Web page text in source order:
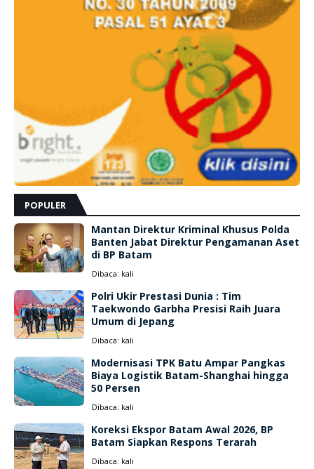
POPULER
Mantan Direktur Kriminal Khusus Polda
Banten Jabat Direktur Pengamanan Aset
di BP Batam
Dibaca: kali
Polri Ukir Prestasi Dunia : Tim
Taekwondo Garbha Presisi Raih Juara
Umum di Jepang
Dibaca: kali
Modernisasi TPK Batu Ampar Pangkas
Biaya Logistik Batam-Shanghai hingga
50 Persen
Dibaca: kali
Koreksi Ekspor Batam Awal 2026, BP
Batam Siapkan Respons Terarah
Dibaca: kali